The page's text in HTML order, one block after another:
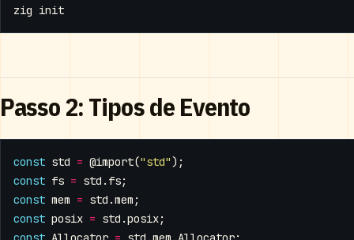
Passo 2: Tipos de Evento
const std = @import("std");
const fs = std . fs;
const mem = std .mem ;
const posix = std .posix;